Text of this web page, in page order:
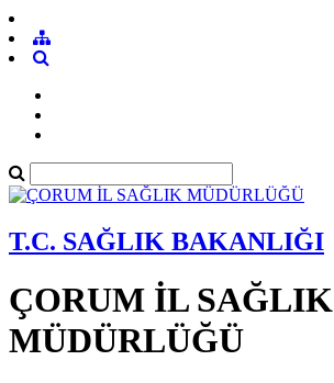
T.C. SAĞLIK BAKANLIĞI
ÇORUM İL SAĞLIK
MÜDÜRLÜĞÜ